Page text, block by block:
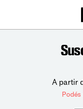
A partir